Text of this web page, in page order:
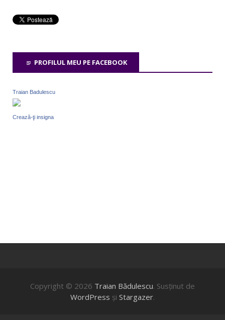
PROFILUL MEU PE FACEBOOK
Traian Badulescu
Crează-ţi insigna
Copyright © 2026 Traian Bădulescu. Susţinut de
WordPress şi Stargazer.